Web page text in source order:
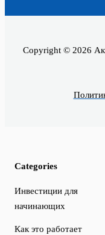
Copyright © 2026
Categories
Инвестиции для
начинающих
Как это работает